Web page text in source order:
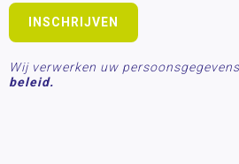
Wij verwerken uw
beleid.